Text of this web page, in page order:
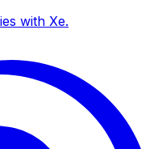
with Xe.